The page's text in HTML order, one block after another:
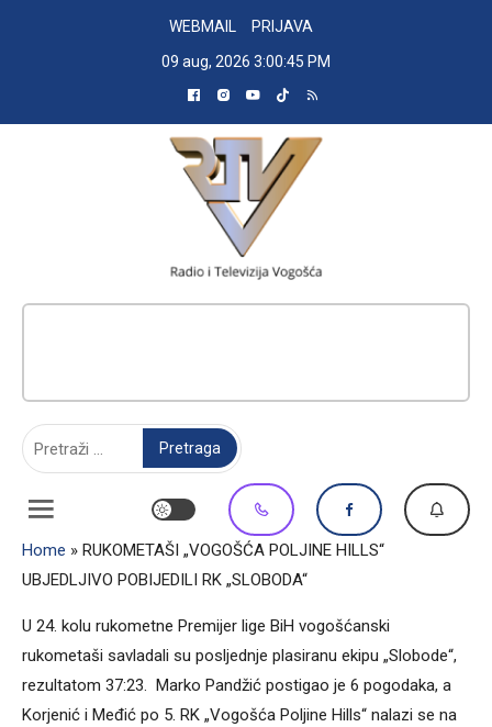
WEBMAIL
PRIJAVA
09 aug, 2026 3:00:46 PM
Home » RUKOMETAŠI „VOGOŠĆA POLJINE HILLS“
UBJEDLJIVO POBIJEDILI RK „SLOBODA“
U 24. kolu rukometne Premijer lige BiH vogošćanski
rukometaši savladali su posljednje plasiranu ekipu „Slobode“,
rezultatom 37:23. Marko Pandžić postigao je 6 pogodaka, a
Korjenić i Međić po 5. RK „Vogošća Poljine Hills“ nalazi se na